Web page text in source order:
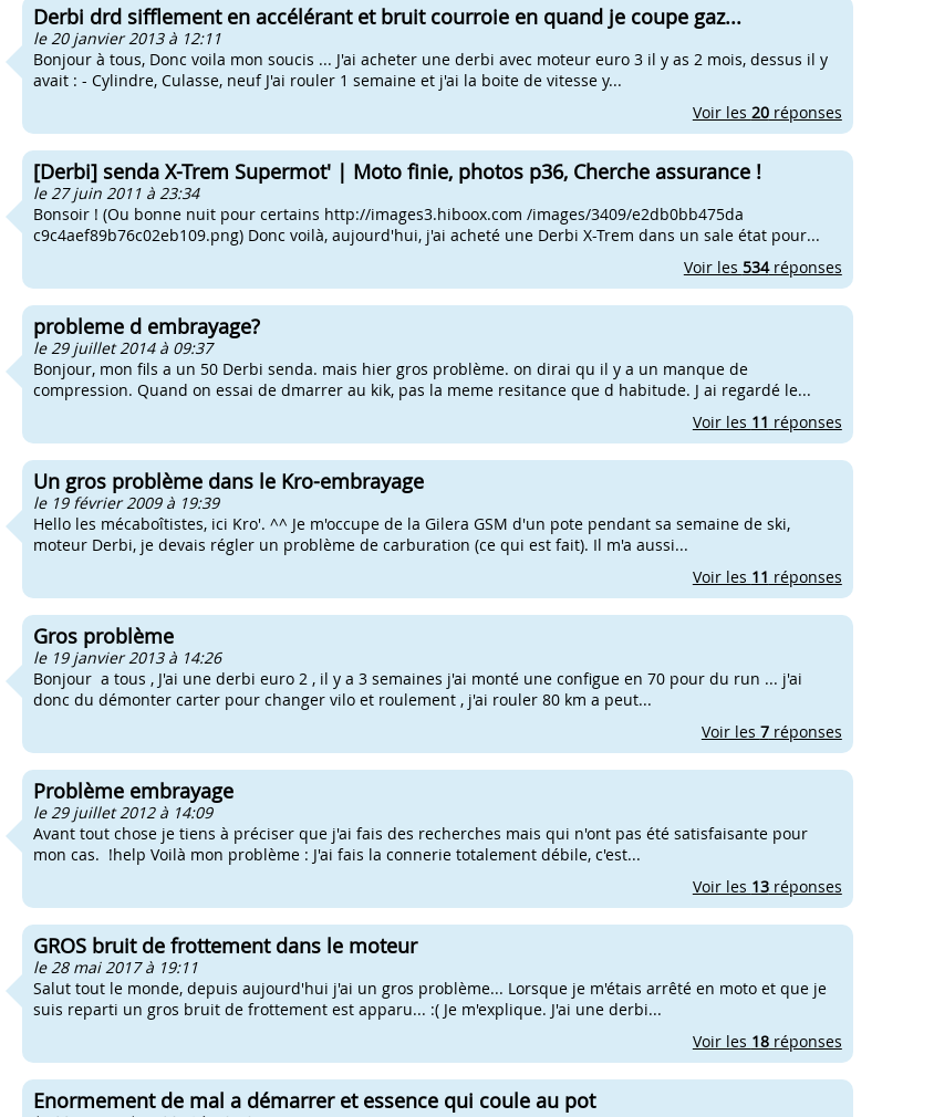
Derbi drd sifflement en accélérant et bruit courroie en quand je coupe gaz...
le 20 janvier 2013 à 12:11
Bonjour à tous, Donc voila mon soucis ... J'ai acheter une derbi avec moteur euro 3 il y as 2 mois, dessus il y
avait : - Cylindre, Culasse, neuf J'ai rouler 1 semaine et j'ai la boite de vitesse y...
Voir les 20réponses
[Derbi] senda X-Trem Supermot' | Moto finie, photos p36, Cherche assurance !
le 27 juin 2011 à 23:34
Bonsoir ! (Ou bonne nuit pour certains http://images3.hiboox.com /images/3409/e2db0bb475da
c9c4aef89b76c02eb109.png) Donc voilà, aujourd'hui, j'ai acheté une Derbi X-Trem dans un sale état pour...
Voir les 534réponses
probleme d embrayage?
le 29 juillet 2014 à 09:37
Bonjour, mon fils a un 50 Derbi senda. mais hier gros problème. on dirai qu il y a un manque de
compression. Quand on essai de dmarrer au kik, pas la meme resitance que d habitude. J ai regardé le...
Voir les 11 réponses
Un gros problème dans le Kro-embrayage
le 19 février 2009 à 19:39
Hello les mécaboîtistes, ici Kro'. ^^ Je m'occupe de la Gilera GSM d'un pote pendant sa semaine de ski,
moteur Derbi, je devais régler un problème de carburation (ce qui est fait). Il m'a aussi...
Voir les 11 réponses
Gros problème
le 19 janvier 2013 à 14:26
Bonjour a tous , J'ai une derbi euro 2 , il y a 3 semaines j'ai monté une configue en 70 pour du run ... j'ai
donc du démonter carter pour changer vilo et roulement , j'ai rouler 80 km a peut...
Voir les 7réponses
Problème embrayage
le 29 juillet 2012 à 14:09
Avant tout chose je tiens à préciser que j'ai fais des recherches mais qui n'ont pas été satisfaisante pour
mon cas. !help Voilà mon problème : J'ai fais la connerie totalement débile, c'est...
Voir les 13réponses
GROS bruit de frottement dans le moteur
le 28 mai 2017 à 19:11
Salut tout le monde, depuis aujourd'hui j'ai un gros problème... Lorsque je m'étais arrêté en moto et que je
suis reparti un gros bruit de frottement est apparu... :( Je m'explique. J'ai une derbi...
Voir les 18réponses
Enormement de mal a démarrer et essence qui coule au pot